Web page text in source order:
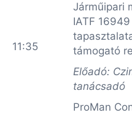
11:35
Járműipari
IATF
támogató
Előadó:
tanácsadó
ProMan